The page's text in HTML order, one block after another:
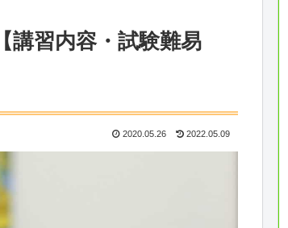
講習内容・試験難易
2020.05.26 2022.05.09